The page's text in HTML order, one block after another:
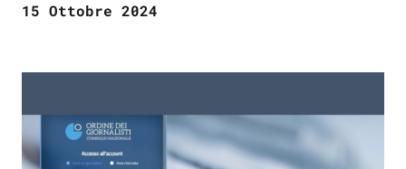
15 Ottobre 2024